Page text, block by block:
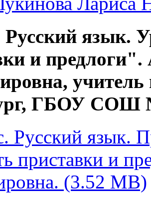
Русский язык.
и
учитель
ГБОУ СОШ
Русский язык.
приставки и
(3.52 MB)